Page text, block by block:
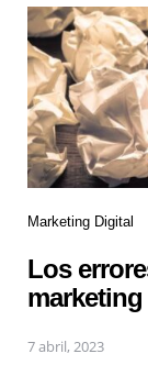
Marketing Digital
Los
7 abril, 2023